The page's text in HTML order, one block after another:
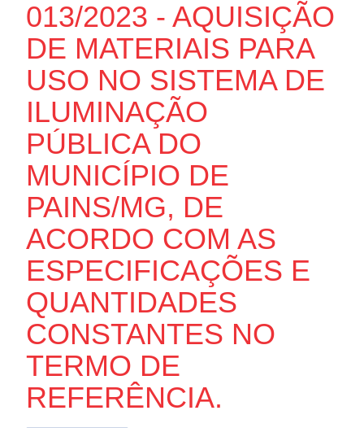
013/2023 - AQUISIÇÃO
DE MATERIAIS PARA
USO NO SISTEMA DE
ILUMINAÇÃO
PÚBLICA DO
MUNICÍPIO DE
PAINS/MG, DE
ACORDO COM AS
ESPECIFICAÇÕES E
QUANTIDADES
CONSTANTES NO
TERMO DE
REFERÊNCIA.